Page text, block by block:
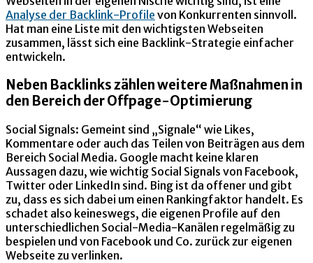
Analyse der Backlink-Profile von Konkurrenten sinnvoll.
Hat man eine Liste mit den wichtigsten Webseiten
zusammen, lässt sich eine Backlink-Strategie einfacher
entwickeln.
Neben Backlinks zählen weitere Maßnahmen in
den Bereich der Offpage-Optimierung
Social Signals: Gemeint sind „Signale“ wie Likes,
Kommentare oder auch das Teilen von Beiträgen aus dem
Bereich Social Media. Google macht keine klaren
Aussagen dazu, wie wichtig Social Signals von Facebook,
Twitter oder LinkedIn sind. Bing ist da offener und gibt
zu, dass es sich dabei um einen Rankingfaktor handelt. Es
schadet also keineswegs, die eigenen Profile auf den
unterschiedlichen Social-Media-Kanälen regelmäßig zu
bespielen und von Facebook und Co. zurück zur eigenen
Webseite zu verlinken.